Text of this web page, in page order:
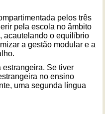
pelos três
pela escola no âmbito
acautelando o equilíbrio
a gestão modular e a
estrangeira. Se tiver
no ensino
uma segunda língua